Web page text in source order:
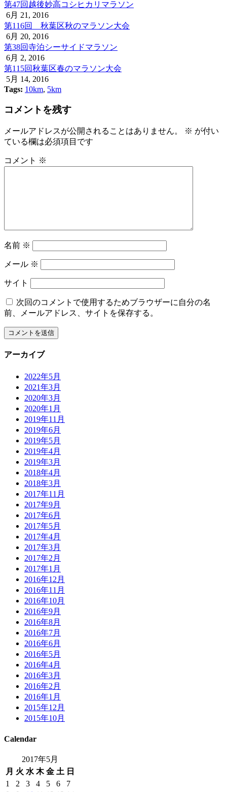
第47回越後妙高コシヒカリマラソン
6月 21, 2016
第116回 秋葉区秋のマラソン大会
6月 20, 2016
第38回寺泊シーサイドマラソン
6月 2, 2016
第115回秋葉区春のマラソン大会
5月 14, 2016
Tags: 10km, 5km
コメントを残す
メールアドレスが公開されることはありません。 ※ が付い
ている欄は必須項目です
コメント ※
名前 ※
メール ※
サイト
次回のコメントで使用するためブラウザーに自分の名
前、メールアドレス、サイトを保存する。
アーカイブ
2022年5月
2021年3月
2020年3月
2020年1月
2019年11月
2019年6月
2019年5月
2019年4月
2019年3月
2018年4月
2018年3月
2017年11月
2017年9月
2017年6月
2017年5月
2017年4月
2017年3月
2017年2月
2017年1月
2016年12月
2016年11月
2016年10月
2016年9月
2016年8月
2016年7月
2016年6月
2016年5月
2016年4月
2016年3月
2016年2月
2016年1月
2015年12月
2015年10月
Calendar
2017年5月
月 火 水 木 金 土 日
1
2 3 4 5 6
7